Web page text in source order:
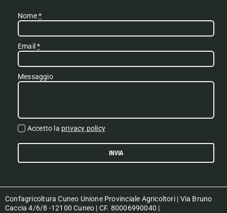
Nome*
Email*
Messaggio
Accetto la privacy policy
INVIA
Confagricoltura Cuneo Unione Provinciale Agricoltori | Via Bruno
Caccia 4/6/8 -12100 Cuneo | CF. 80006990040 |